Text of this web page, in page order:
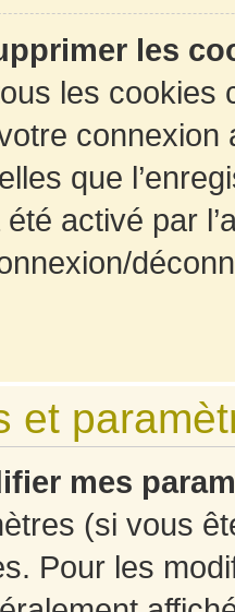
les
les cookies
que
activé par
et
mes
(si vous
Pour les